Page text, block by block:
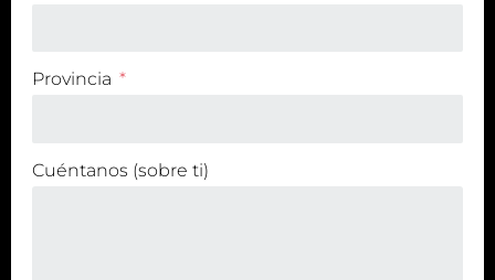
Provincia
Cuéntanos (sobre ti)